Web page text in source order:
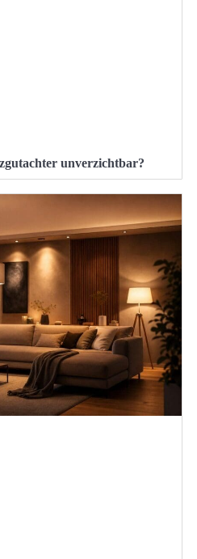
unverzichtbar?